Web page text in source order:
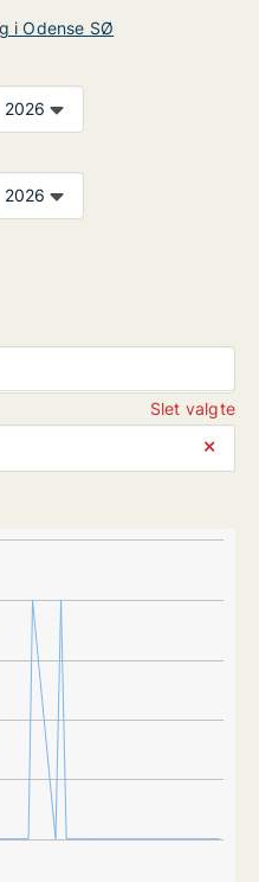
i Odense SØ
Slet valgte
⨯